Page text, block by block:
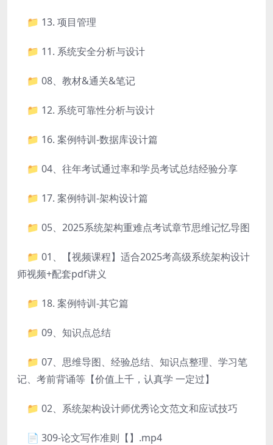
📁 13. 项目管理
📁 11. 系统安全分析与设计
📁 08、教材&通关&笔记
📁 12. 系统可靠性分析与设计
📁 16. 案例特训-数据库设计篇
📁 04、往年考试通过率和学员考试总结经验分享
📁 17. 案例特训-架构设计篇
📁 05、2025系统架构重难点考试章节思维记忆导图
📁 01、【视频课程】适合2025考高级系统架构设计
师视频+配套pdf讲义
📁 18. 案例特训-其它篇
📁 09、知识点总结
📁 07、思维导图、经验总结、知识点整理、学习笔
记、考前背诵等【价值上千，认真学 一定过】
📁 02、系统架构设计师优秀论文范文和应试技巧
📄 309-论文写作准则【】.mp4